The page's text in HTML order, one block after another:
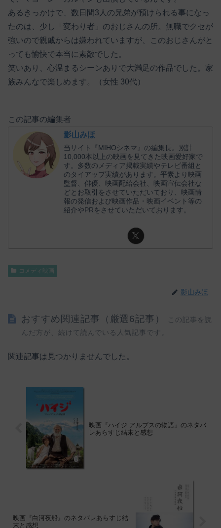
あるきっかけで、数日間3人の兄弟が預けられる事になっ
たのは、少し「変わり者」のおじさんの所。無職でクセが
強いので親戚からは嫌われていますが、このおじさんがと
っても愉快で本当に素敵でした。
笑いあり、心温まるシーンありで大満足の作品でした。家
族みんなで楽しめます。（女性 30代）
この記事の編集者
影山みほ
当サイト『MIHOシネマ』の編集長。累計
10,000本以上の映画を見てきた映画愛好家で
す。多数のメディア掲載実績やテレビ番組と
のタイアップ実績があります。平素より映画
監督、俳優、映画配給会社、映画宣伝会社な
どとお取引をさせていただいており、映画情
報の発信および映画作品・映画イベント等の
紹介やPRをさせていただいております。
コメディ映画
影山みほ
おすすめ関連記事（厳選6記事）
この記事を読
んだ方が、続けて読んでいる人気記事です。
関連記事は見つかりませんでした。
映画『ハイジ アルプスの物語』のネタバ
レあらすじ結末と感想
映画『白河夜船』のネタバレあらすじ結
末と感想